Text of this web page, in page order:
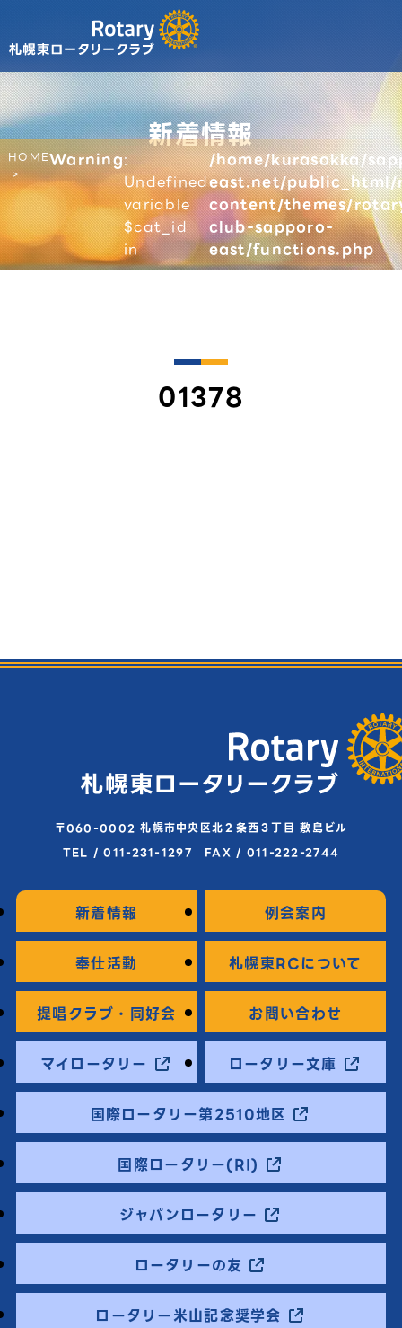
新着情報
HOMEWarning:
Undefined
variable
$cat_id
in
/home/kurasokka/
east.net/
content/themes/
club-sapporo-
east/functions.php
01378
〒060-0002 札幌市中央区北２条西３丁目 敷島ビル
TEL / 011-231-1297 FAX / 011-222-2744
新着情報 例会案内
奉仕活動 札幌東RCについて
提唱クラブ・同好会 お問い合わせ
マイロータリー ロータリー文庫
国際ロータリー第2510地区
国際ロータリー(RI)
ジャパンロータリー
ロータリーの友
ロータリー米山記念奨学会